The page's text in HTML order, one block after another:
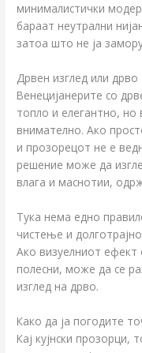
минималистички
бараат неутрални
затоа што не ја
Дрвен изглед или дрво
Венецијанерите со
топло и елегантно, но
внимателно. Ако
и прозорецот не е
решение може да
влага и маснотии,
Тука нема едно
чистење и
Ако визуелниот ефект
полесни, може да се
изглед на дрво.
Како да ја погодите
Кај кујнски